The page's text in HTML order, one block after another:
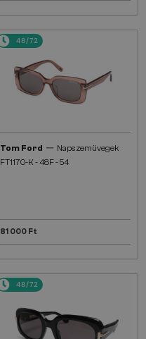
48/72
Tom Ford — Napszemüvegek
FT1170-K - 48F - 54
81 000 Ft
48/72